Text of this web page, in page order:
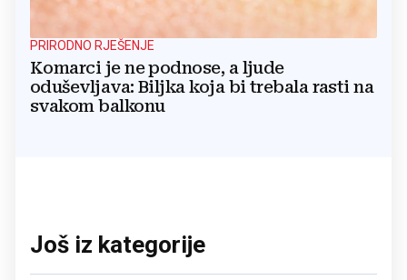
PRIRODNO RJEŠENJE
Komarci je ne podnose, a ljude
oduševljava: Biljka koja bi trebala rasti na
svakom balkonu
Još iz kategorije